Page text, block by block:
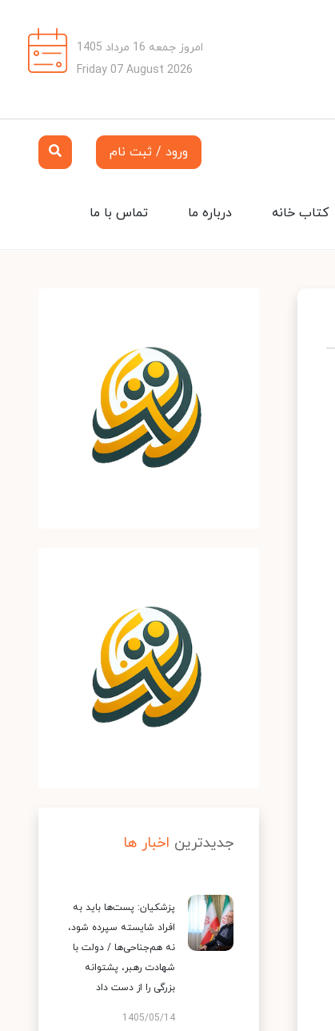
امروز جمعه 16 مرداد 1405
Friday 07 August 2026
ورود / ثبت نام
تماس با ما درباره ما کتاب خانه
جدیدترین اخبار ها
پزشکیان: پست‌ها باید به
افراد شایسته سپرده شود،
نه هم‌جناحی‌ها / دولت با
شهادت رهبر، پشتوانه
بزرگی را از دست داد
1405/05/14